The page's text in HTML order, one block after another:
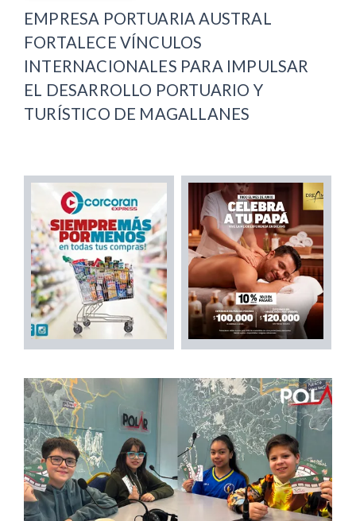
EMPRESA PORTUARIA AUSTRAL
FORTALECE VÍNCULOS
INTERNACIONALES PARA IMPULSAR
EL DESARROLLO PORTUARIO Y
TURÍSTICO DE MAGALLANES